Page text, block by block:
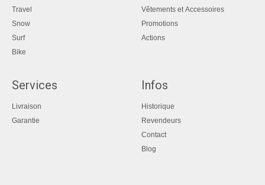
Travel
Snow
Surf
Bike
Vêtements et Accessoires
Promotions
Actions
Services
Livraison
Garantie
Infos
Historique
Revendeurs
Contact
Blog